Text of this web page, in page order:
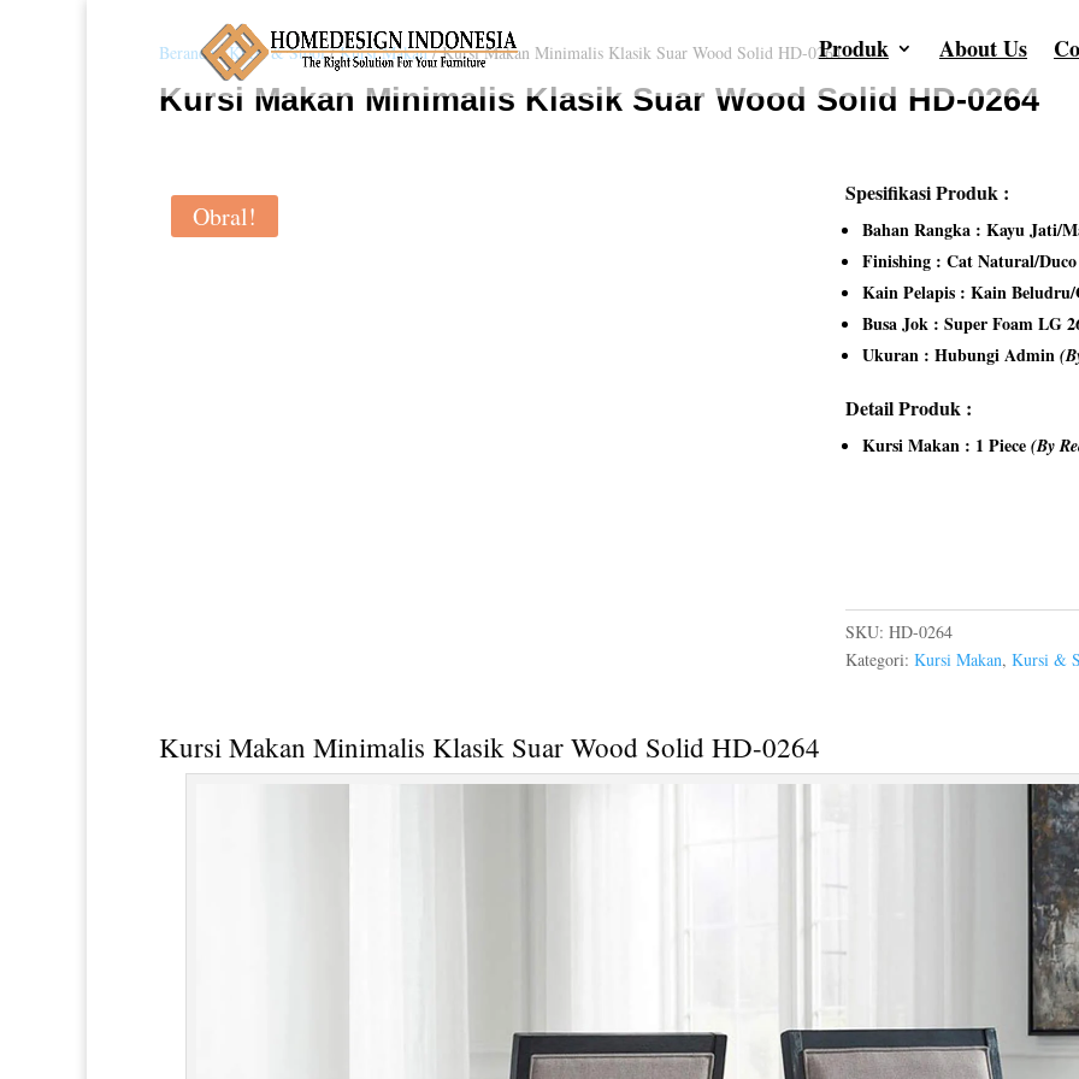
Produk About Us
Beranda/Kursi & Stool/Kursi Makan/ Kursi Makan Minimalis Klasik Suar Wood Solid HD-0264
Kursi Makan Minimalis Klasik Suar Wood Solid HD-0264
Obral!
Spesifikasi Produk :
Bahan Rangka : Kayu Jati/
Finishing : Cat Natural/
Kain Pelapis : Kain Beludru/
Busa Jok : Super Foam LG
Ukuran : Hubungi Admin
Detail Produk :
Kursi Makan : 1 Piece (By
SKU: HD-0264
Kategori: Kursi Makan, Kursi &
Kursi Makan Minimalis Klasik Suar Wood Solid HD-0264